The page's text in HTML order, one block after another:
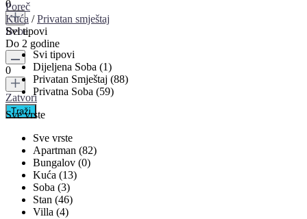
0
Bebe
Do 2 godine
0
Zatvori
Poreč
Kuća /Privatan smještaj
Svi tipovi
Svi tipovi
Dijeljena Soba (1)
Privatan Smještaj (88)
Privatna Soba (59)
Sve vrste
Sve vrste
Apartman (82)
Bungalov (0)
Kuća (13)
Soba (3)
Stan (46)
Villa (4)